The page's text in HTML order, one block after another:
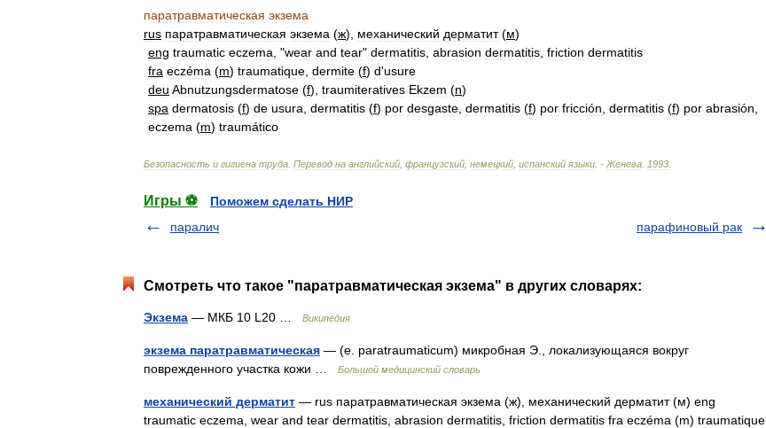
паратравматическая экзема
rus паратравматическая экзема (ж), механический дерматит(м)
eng traumatic eczema , "wear and tear" dermatitis abrasion dermatitis friction dermatitis
fra eczéma (m) traumatique dermite (f) d'usure
deu Abnutzungsdermatose (f), traumiteratives Ekzem (n)
spa dermatosis (f) de usura dermatitis (f) por desgaste dermatitis (f) por fricción dermatitis (f) por abrasión
eczema (m) traumático
Безопасность и гигиена труда Перевод на английский французский немецкий испанский языки . - Женева 1993
Игры ⚽
Поможем сделать НИР
паралич
парафиновый рак
Смотреть что такое "паратравматическая экзема" в других словарях:
Экзема — МКБ 10 L20 … Википедия
экзема паратравматическая — (е. paratraumaticum) микробная Э., локализующаяся вокруг
поврежденного участка кожи …
Большой медицинский словарь
механический дерматит — rus паратравматическая экзема (ж), механический дерматит (м) eng
traumatic eczema, wear and tear dermatitis, abrasion dermatitis, friction dermatitis fra eczéma (m) traumatique,